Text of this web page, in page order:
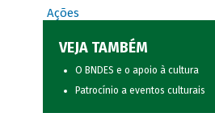
Ações
VEJA TAMBÉM
O BNDES e o apoio à cultura
Patrocínio a eventos culturais